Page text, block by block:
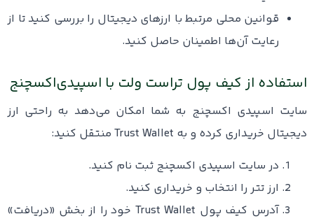
قوانین محلی مرتبط با ارزهای دیجیتال را بررسی کنید تا از
رعایت آن‌ها اطمینان حاصل کنید.
استفاده از کیف پول تراست ولت با اسپیدی‌اکسچنج
سایت اسپیدی ‌اکسچنج به شما امکان می‌دهد به راحتی ارز
دیجیتال خریداری کرده و به Trust Wallet منتقل کنید:
در سایت اسپیدی اکسچنج ثبت نام کنید.
ارز تتر را انتخاب و خریداری کنید.
آدرس کیف پول Trust Wallet خود را از بخش «دریافت»